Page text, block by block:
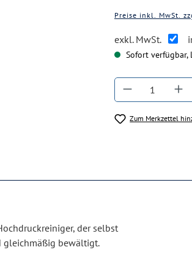
Preise inkl. MwSt.
exkl. MwSt.
Sofort verfügbar,
Produkt
Zum Merkzettel
der selbst
gleichmäßig bewältigt.